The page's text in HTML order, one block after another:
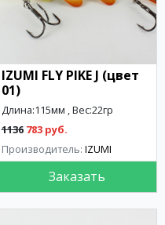
IZUMI FLY PIKE J (цвет
01)
Длина:115мм , Вес:22гр
1136 783 руб.
Производитель: IZUMI
Заказать